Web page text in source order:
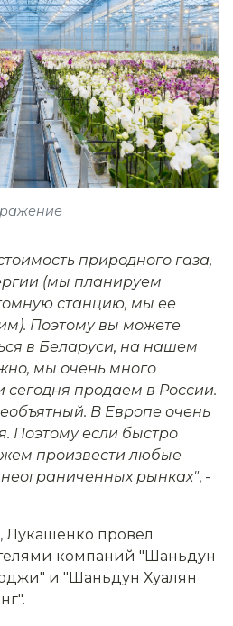
природного газа,
(мы планируем
станцию, мы ее
Поэтому вы можете
в Беларуси, на нашем
мы очень много
продаем в России.
В Европе очень
Поэтому если быстро
произвести любые
рынках", -
Лукашенко провёл
компаний "Шаньдун
и "Шаньдун Хуалян